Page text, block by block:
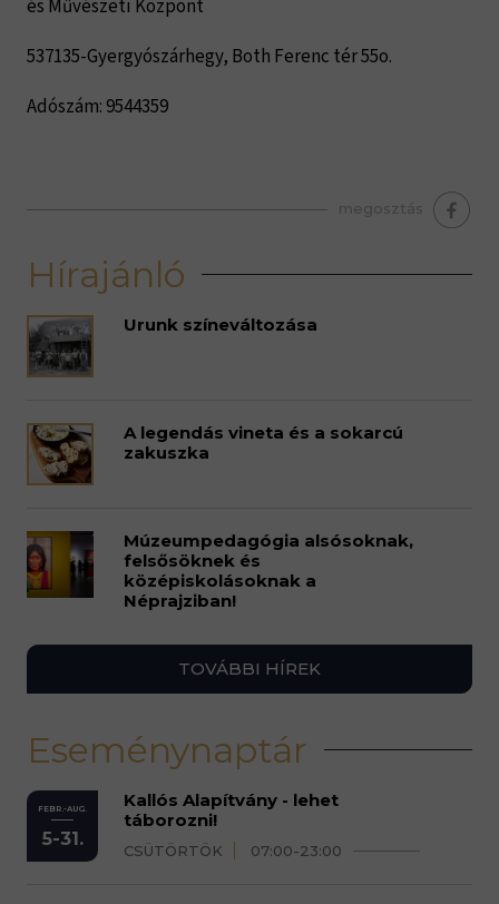
és Művészeti Központ
537135-Gyergyószárhegy, Both Ferenc tér 55o.
Adószám: 9544359
megosztás
Hírajánló
Urunk színeváltozása
A legendás vineta és a sokarcú
zakuszka
Múzeumpedagógia alsósoknak,
felsősöknek és
középiskolásoknak a
Néprajziban!
TOVÁBBI HÍREK
Eseménynaptár
FEBR.-AUG.
5-31.
Kallós Alapítvány - lehet
táborozni!
CSÜTÖRTÖK 07:00-23:00